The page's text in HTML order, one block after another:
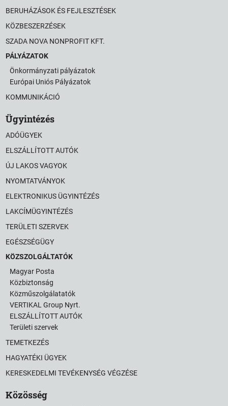
BERUHÁZÁSOK ÉS FEJLESZTÉSEK
KÖZBESZERZÉSEK
SZADA NOVA NONPROFIT KFT.
PÁLYÁZATOK
Önkormányzati pályázatok
Európai Uniós Pályázatok
KOMMUNIKÁCIÓ
Ügyintézés
ADÓÜGYEK
ELSZÁLLÍTOTT AUTÓK
ÚJ LAKOS VAGYOK
NYOMTATVÁNYOK
ELEKTRONIKUS ÜGYINTÉZÉS
LAKCÍMÜGYINTÉZÉS
TERÜLETI SZERVEK
EGÉSZSÉGÜGY
KÖZSZOLGÁLTATÓK
Magyar Posta
Közbiztonság
Közműszolgálatatók
VERTIKAL Group Nyrt.
ELSZÁLLÍTOTT AUTÓK
Területi szervek
TEMETKEZÉS
HAGYATÉKI ÜGYEK
KERESKEDELMI TEVÉKENYSÉG VÉGZÉSE
Közösség